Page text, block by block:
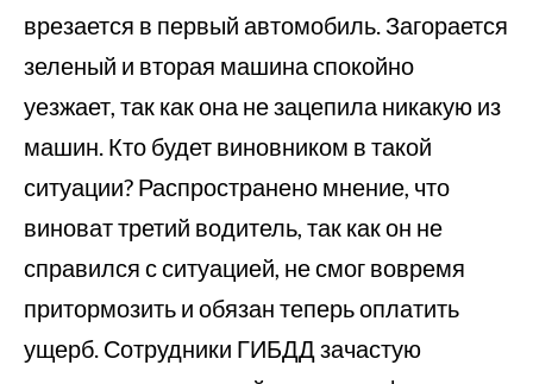
врезается в первый автомобиль. Загорается
зеленый и вторая машина спокойно
уезжает, так как она не зацепила никакую из
машин. Кто будет виновником в такой
ситуации? Распространено мнение, что
виноват третий водитель, так как он не
справился с ситуацией, не смог вовремя
притормозить и обязан теперь оплатить
ущерб. Сотрудники ГИБДД зачастую